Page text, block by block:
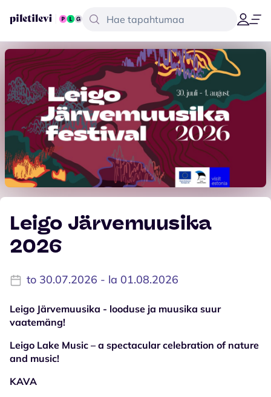
Leigo Järvemuusika
2026
to 30.07.2026 - la 01.08.2026
Leigo Järvemuusika - looduse ja muusika suur
vaatemäng!
Leigo Lake Music – a spectacular celebration of nature
and music!
KAVA